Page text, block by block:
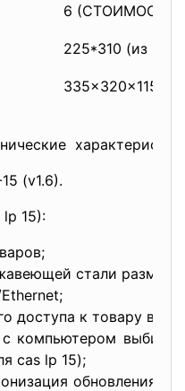
6 (СТОИМОСТЬ)
225*310 (из
335×320×115
(v1.6).
lp 15):
стали
доступа к товару в
компьютером
cas lp 15);
обновления